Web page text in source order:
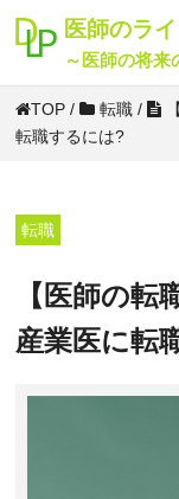
医師のラ
～医師の将来
海外 投資 転
TOP / 転職 /
転職するには?
転職
【医師の
産業医に転